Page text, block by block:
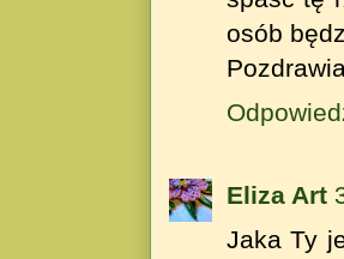
osób
Eliza Art
Jaka Ty